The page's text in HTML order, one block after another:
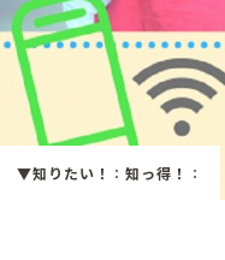
「場」
HAREL
▼知りたい！ ：知っ得！ ：